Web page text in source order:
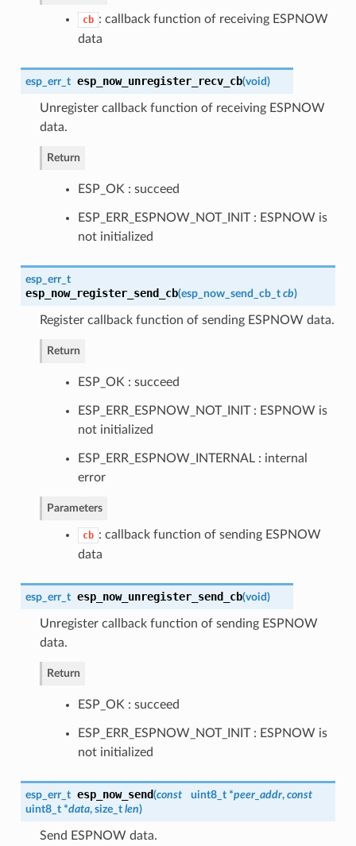
cb : callback function of receiving ESPNOW
data
esp_err_t esp_now_unregister_recv_cb(void)
Unregister callback function of receiving ESPNOW
data.
Return
ESP_OK : succeed
ESP_ERR_ESPNOW_NOT_INIT : ESPNOW is
not initialized
esp_err_t
esp_now_register_send_cb(esp_now_send_cb_t cb)
Register callback function of sending ESPNOW data.
Return
ESP_OK : succeed
ESP_ERR_ESPNOW_NOT_INIT : ESPNOW is
not initialized
ESP_ERR_ESPNOW_INTERNAL : internal
error
Parameters
cb : callback function of sending ESPNOW
data
esp_err_t esp_now_unregister_send_cb(void)
Unregister callback function of sending ESPNOW
data.
Return
ESP_OK : succeed
ESP_ERR_ESPNOW_NOT_INIT : ESPNOW is
not initialized
esp_err_t esp_now_send(const uint8_t *peer_addr, const
uint8_t *data, size_t len)
Send ESPNOW data.